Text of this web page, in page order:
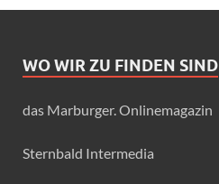
WO WIR ZU FINDEN SIND
das Marburger. Onlinemagazin
Sternbald Intermedia